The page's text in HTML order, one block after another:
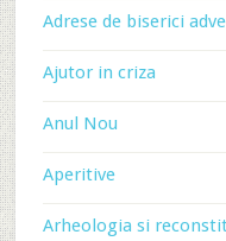
Adrese de biserici
Ajutor in criza
Anul Nou
Aperitive
Arheologia si